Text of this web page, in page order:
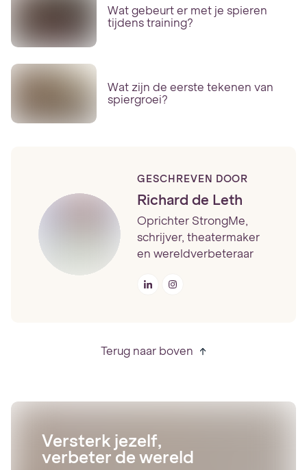
Wat gebeurt er met je spieren
tijdens training?
Wat zijn de eerste tekenen van
spiergroei?
GESCHREVEN DOOR
Richard de Leth
Oprichter StrongMe,
schrijver, theatermaker
en wereldverbeteraar
Terug naar boven
Versterk jezelf,
verbeter de wereld